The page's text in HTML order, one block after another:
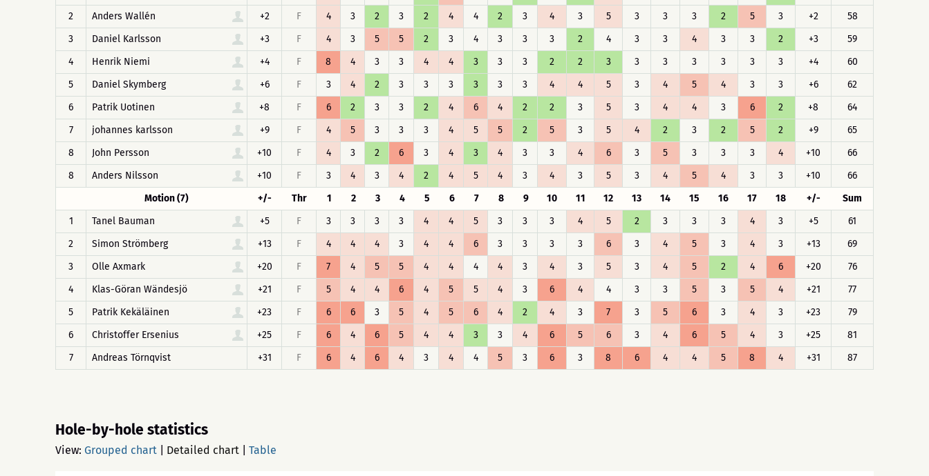
2
Anders Wallén +2 F 4 3 2 3 2 4 4 2 3 4 3 5 3 3 3 2 5 3 +2
58
3
Daniel Karlsson +3 F 4 3 5 5 2 3 4 3 3 3 2 4 3 3 4 3 3 2 +3
59
4
Henrik Niemi +4 F 8 4 3 3 4 4 3 3 3 2 2 3 3 3 3 3 3 3 +4
60
5
Daniel Skymberg +6 F 3 4 2 3 3 3 3 3 3 4 4 5 3 4 5 4 3 3 +6
62
6
Patrik Uotinen +8 F 6 2 3 3 2 4 6 4 2 2 3 5 3 4 4 3 6 2 +8
64
7
johannes karlsson +9 F 4 5 3 3 3 4 5 5 2 5 3 5 4 2 3 2 5 2 +9
65
8
John Persson +10 F 4 3 2 6 3 4 3 4 3 3 4 6 3 5 3 3 3 4 +10
66
8
Anders Nilsson +10 F 3 4 3 4 2 4 5 4 3 4 3 5 3 4 5 4 3 3 +10
66
Motion (7)
+/- Thr 1 2 3 4 5 6 7 8 9 10 11 12 13 14 15 16 17 18 +/-
Sum
1
Tanel Bauman +5 F 3 3 3 3 4 4 5 3 3 3 4 5 2 3 3 3 4 3 +5
61
2
Simon Strömberg +13 F 4 4 4 3 4 4 6 3 3 3 3 6 3 4 5 3 4 3 +13
69
3
Olle Axmark +20 F 7 4 5 5 4 4 4 4 3 4 3 5 3 4 5 2 4 6 +20
76
4
Klas-Göran Wändesjö +21 F 5 4 4 6 4 5 5 4 3 6 4 4 3 3 5 3 5 4 +21
77
5
Patrik Kekäläinen +23 F 6 6 3 5 4 5 6 4 2 4 3 7 3 5 6 3 4 3 +23
79
6
Christoffer Ersenius +25 F 6 4 6 5 4 4 3 3 4 6 5 6 3 4 6 5 4 3 +25
81
7
Andreas Törnqvist +31 F 6 4 6 4 3 4 4 5 3 6 3 8 6 4 4 5 8 4 +31 87
Hole-by-hole statistics
View: Grouped chart Detailed chart Table